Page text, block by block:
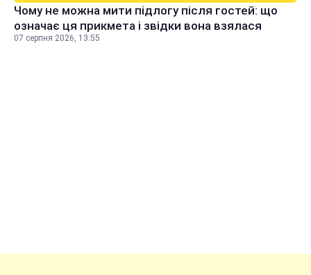
Чому не можна мити підлогу після гостей: що
означає ця прикмета і звідки вона взялася
07 серпня 2026, 13:55